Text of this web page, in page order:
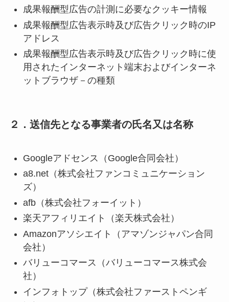
成果報酬型広告の計測に必要なクッキー情報
成果報酬型広告表示時及び広告クリック時のIP
アドレス
成果報酬型広告表示時及び広告クリック時に使
用されたインターネット端末およびインターネ
ットブラウザ－の種類
２．送信先となる事業者の氏名又は名称
Googleアドセンス（Google合同会社）
a8.net（株式会社ファンコミュニケーション
ズ）
afb（株式会社フォーイット）
楽天アフィリエイト（楽天株式会社）
Amazonアソシエイト（アマゾンジャパン合同
会社）
バリューコマース（バリューコマース株式会
社）
インフォトップ（株式会社ファーストペンギ